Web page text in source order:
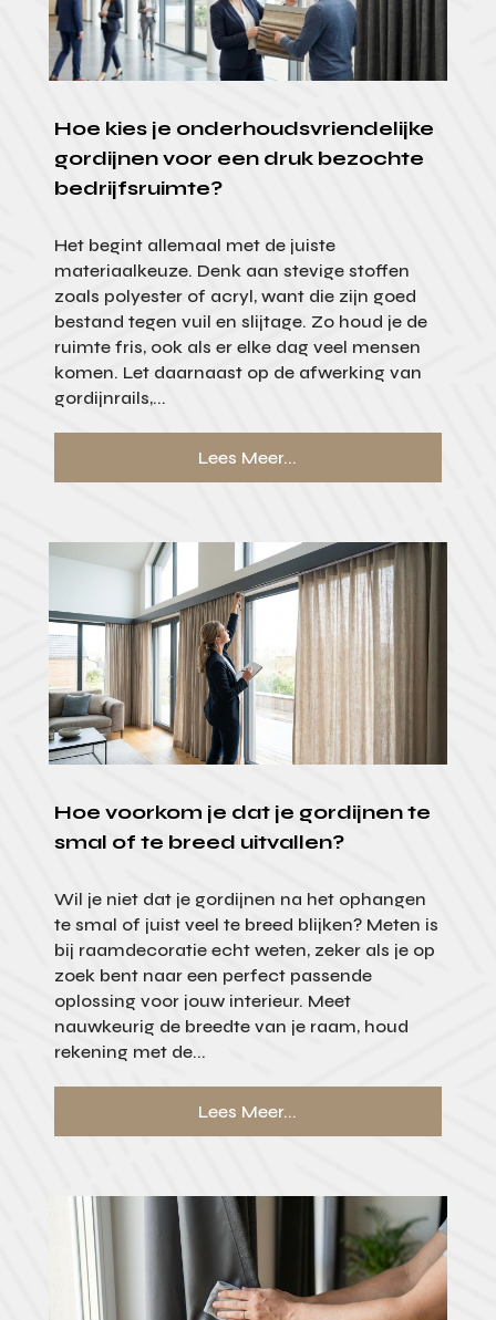
Hoe kies je onderhoudsvriendelijke
gordijnen voor een druk bezochte
bedrijfsruimte?
Het begint allemaal met de juiste
materiaalkeuze. Denk aan stevige stoffen
zoals polyester of acryl, want die zijn goed
bestand tegen vuil en slijtage. Zo houd je de
ruimte fris, ook als er elke dag veel mensen
komen. Let daarnaast op de afwerking van
gordijnrails,...
Lees Meer...
Hoe voorkom je dat je gordijnen te
smal of te breed uitvallen?
Wil je niet dat je gordijnen na het ophangen
te smal of juist veel te breed blijken? Meten is
bij raamdecoratie echt weten, zeker als je op
zoek bent naar een perfect passende
oplossing voor jouw interieur. Meet
nauwkeurig de breedte van je raam, houd
rekening met de...
Lees Meer...